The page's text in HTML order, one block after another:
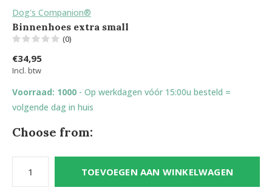
Dog's Companion®
Binnenhoes extra small
(0)
€34,95
Incl. btw
Voorraad: 1000 - Op werkdagen vóór 15:00u besteld =
volgende dag in huis
Choose from:
TOEVOEGEN AAN WINKELWAGEN